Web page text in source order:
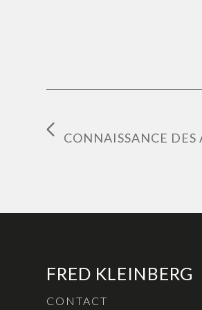
CONNAISSANCE DES
FRED KLEINBERG
CONTACT